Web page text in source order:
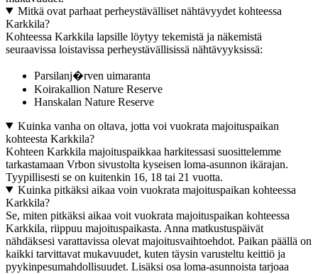
Mitkä ovat parhaat perheystävälliset nähtävyydet kohteessa
Karkkila?
Kohteessa Karkkila lapsille löytyy tekemistä ja näkemistä
seuraavissa loistavissa perheystävällisissä nähtävyyksissä:
Parsilanj�rven uimaranta
Koirakallion Nature Reserve
Hanskalan Nature Reserve
Kuinka vanha on oltava, jotta voi vuokrata majoituspaikan
kohteesta Karkkila?
Kohteen Karkkila majoituspaikkaa harkitessasi suosittelemme
tarkastamaan Vrbon sivustolta kyseisen loma-asunnon ikärajan.
Tyypillisesti se on kuitenkin 16, 18 tai 21 vuotta.
Kuinka pitkäksi aikaa voin vuokrata majoituspaikan kohteessa
Karkkila?
Se, miten pitkäksi aikaa voit vuokrata majoituspaikan kohteessa
Karkkila, riippuu majoituspaikasta. Anna matkustuspäivät
nähdäksesi varattavissa olevat majoitusvaihtoehdot. Paikan päällä on
kaikki tarvittavat mukavuudet, kuten täysin varusteltu keittiö ja
pyykinpesumahdollisuudet. Lisäksi osa loma-asunnoista tarjoaa